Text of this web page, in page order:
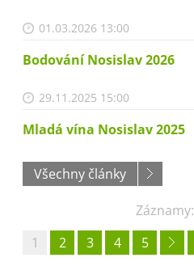
01.03.2026 13:00
Bodování Nosislav 2026
29.11.2025 15:00
Mladá vína Nosislav 2025
Všechny články
Záznamy:
1
2 3 4 5